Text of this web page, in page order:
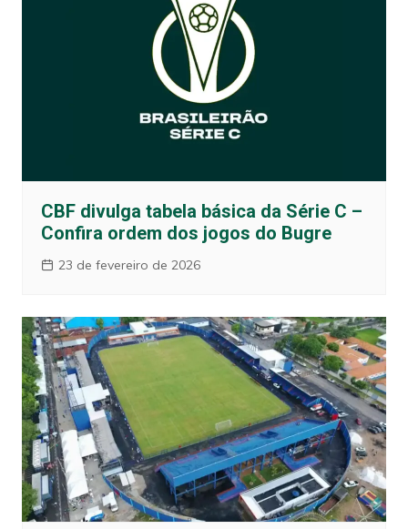
CBF divulga tabela básica da Série C –
Confira ordem dos jogos do Bugre
23 de fevereiro de 2026